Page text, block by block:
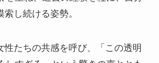
し続ける姿勢。
性たちの共感を呼び、「この透明